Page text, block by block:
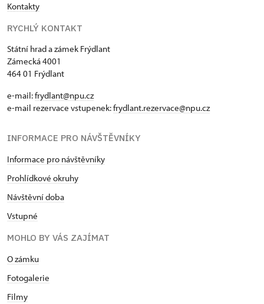
Kontakty
RYCHLÝ KONTAKT
Státní hrad a zámek Frýdlant
Zámecká 4001
464 01 Frýdlant
e-mail:frydlant@npu.cz
e-mail rezervace vstupenek:frydlant.rezervace@npu.cz
INFORMACE PRO NÁVŠTĚVNÍKY
Informace pro návštěvníky
Prohlídkové okruhy
Návštěvní doba
Vstupné
MOHLO BY VÁS ZAJÍMAT
O zámku
Fotogalerie
Filmy